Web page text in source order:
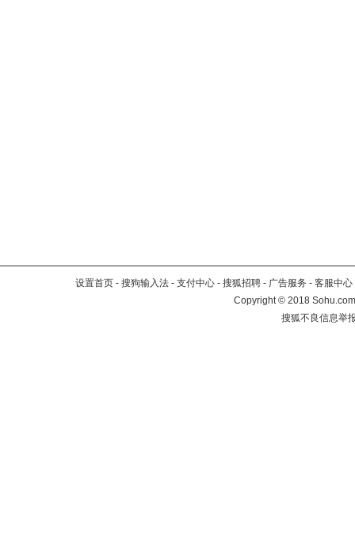
设置首页 - 搜狗输入法 - 支付中心 - 搜狐招聘 - 广告服务 - 客服中心
Copyright©2018
搜狐不良信息举